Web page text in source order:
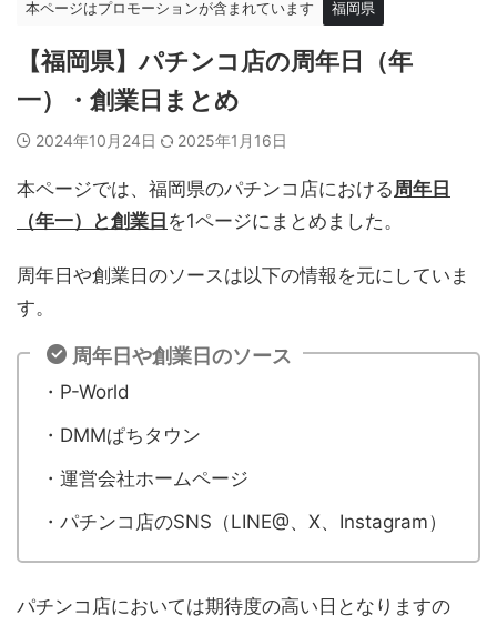
本ページはプロモーションが含まれています 福岡県
【福岡県】パチンコ店の周年日（年
一）・創業日まとめ
2024年10月24日 2025年1月16日
本ページでは、福岡県のパチンコ店における 周年日
（年一）と創業日 を1ページにまとめました。
周年日や創業日のソースは以下の情報を元にしていま
す。
周年日や創業日のソース
・P-World
・DMMぱちタウン
・運営会社ホームページ
・パチンコ店のSNS（LINE@、X、Instagram）
パチンコ店においては期待度の高い日となりますの